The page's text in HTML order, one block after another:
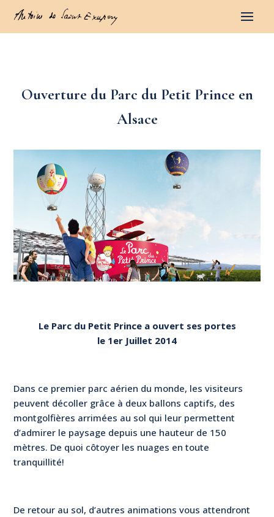
Ouverture du Parc du Petit Prince en
Alsace
Le Parc du Petit Prince a ouvert ses portes
le 1er Juillet 2014
Dans ce premier parc aérien du monde, les visiteurs
peuvent décoller grâce à deux ballons captifs, des
montgolfières arrimées au sol qui leur permettent
d’admirer le paysage depuis une hauteur de 150
mètres. De quoi côtoyer les nuages en toute
tranquillité!
De retour au sol, d’autres animations vous attendront